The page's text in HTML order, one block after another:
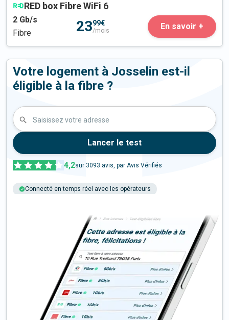
RED box Fibre WiFi 6
2 Gb/s
Fibre
2399€
/mois En savoir +
Votre logement à Josselin est-il
éligible à la fibre ?
Saisissez votre adresse
Lancer le test
4,2sur 3093 avis, par Avis Vérifiés
Connecté en temps réel avec les opérateurs